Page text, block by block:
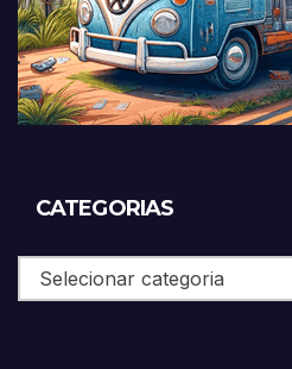
CATEGORIAS
Categorias